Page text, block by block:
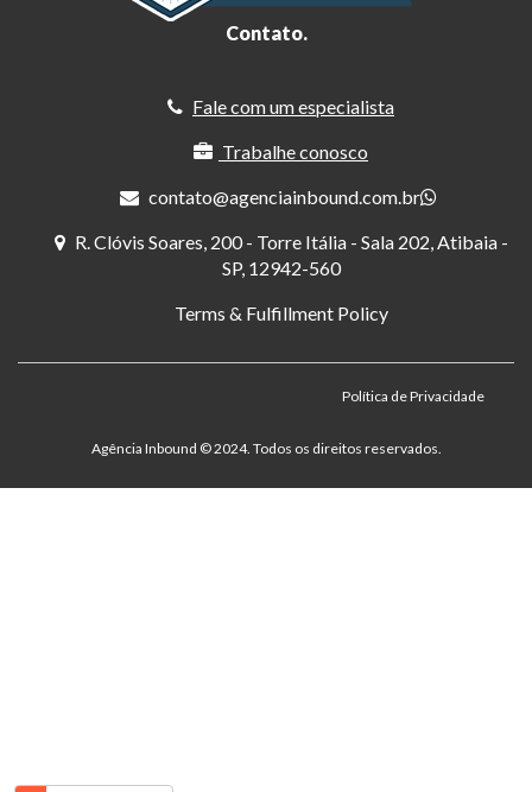
Contato.
Fale com um especialista
Trabalhe conosco
contato@agenciainbound.com.br
R. Clóvis Soares, 200 - Torre Itália - Sala 202, Atibaia -
SP, 12942-560
Terms & Fulfillment Policy
Agência Inbound ©️ 2024. Todos os direitos reservados.
Política de Privacidade